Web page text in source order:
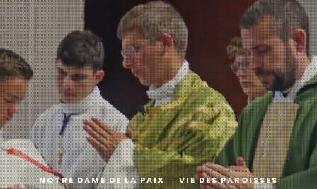
NOTRE DAME DE LA PAIX VIE DES PAROISSES